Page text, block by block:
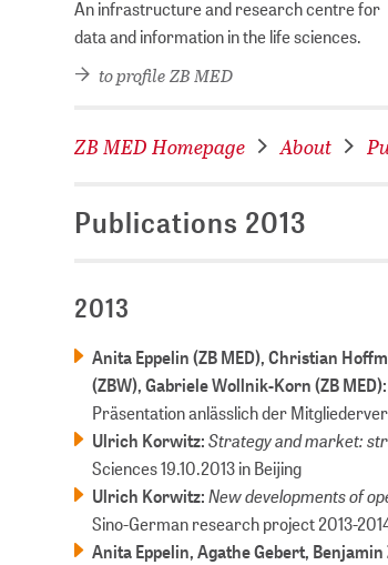
An infrastructure and research centre for
data and information in the life sciences.
to profile ZB MED
of the Year 2026!
ZB MED Homepage About
Publications 2013
2013
Anita Eppelin (ZB MED), Christian
(ZBW), Gabriele Wollnik-Korn (ZB
Präsentation anlässlich der
Ulrich Korwitz:Strategy and market:
Sciences 19.10.2013 in Beijing
Ulrich Korwitz:New developments of
Sino-German research project 2013-
Anita Eppelin, Agathe Gebert,